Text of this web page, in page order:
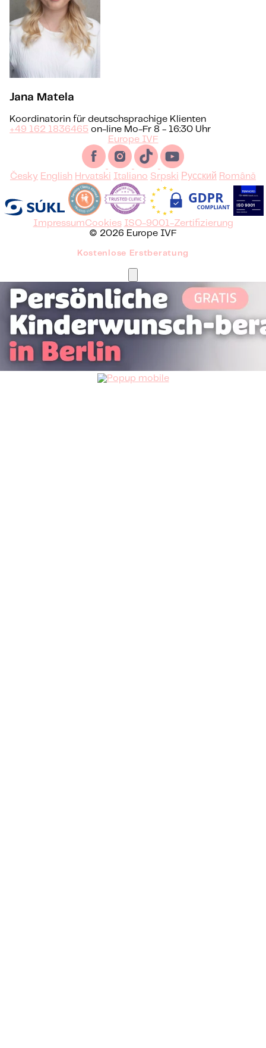
Jana Matela
Koordinatorin für deutschsprachige Klienten
+49 162 1836465 on-line Mo-Fr 8 - 16:30 Uhr
Europe IVF
Česky English Hrvatski Italiano Srpski Русский Română
ImpressumCookies ISO-9001-Zertifizierung
© 2026 Europe IVF
Kostenlose Erstberatung